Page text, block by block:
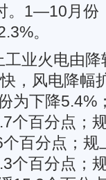
。1—10月份
。
业火电由
，风电降幅
为下降5.4%
个百分点；
百分点；规
个百分点；